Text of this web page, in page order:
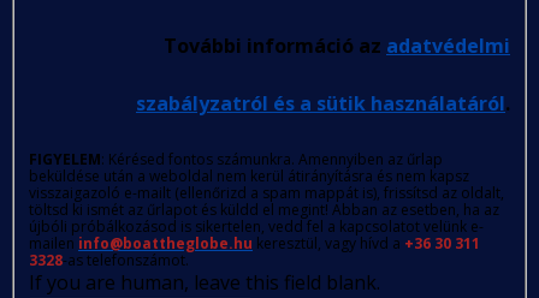
További információ az adatvédelmi
szabályzatról és a sütik használatáról.
FIGYELEM: Kérésed fontos számunkra. Amennyiben az űrlap
beküldése után a weboldal nem kerül átirányításra és nem kapsz
visszaigazoló e-mailt (ellenőrizd a spam mappát is), frissítsd az oldalt,
töltsd ki ismét az űrlapot és küldd el megint! Abban az esetben, ha az
újbóli próbálkozásod is sikertelen, vedd fel a kapcsolatot velünk e-
mailen info@boattheglobe.hu keresztül, vagy hívd a +36 30 311
3328-as telefonszámot.
If you are human, leave this field blank.